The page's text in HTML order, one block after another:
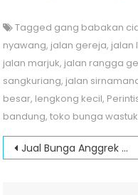
Tagged gang babakan
nyawang, jalan gereja, jalan
jalan marjuk, jalan rangga
sangkuriang, jalan
besar, lengkong kecil,
bandung,toko bunga
Post
Jual Bunga Anggrek di jalan Sumber Sari